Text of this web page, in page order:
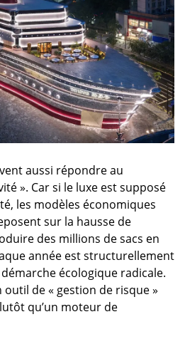
aussi répondre au
». Car si le luxe est supposé
les modèles économiques
sur la hausse de
des millions de sacs en
année est structurellement
écologique radicale.
outil de « gestion de risque »
qu’un moteur de